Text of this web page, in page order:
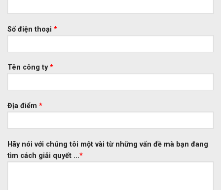
Số điện thoại *
Tên công ty*
Địa điểm *
Hãy nói với chúng tôi một vài từ những vấn đề mà bạn đang
tìm cách giải quyết ...*